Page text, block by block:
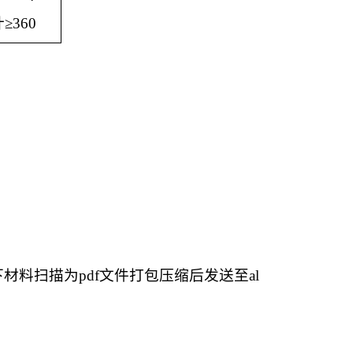
≥360
料扫描为pdf文件打包压缩后发送至al